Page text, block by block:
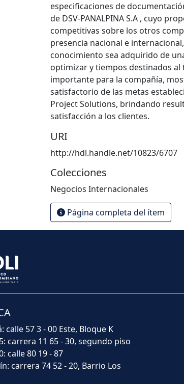
especificaciones de
de DSV-PANALPINA S.A , cuyo
competitivas sobre los otros
presencia nacional e
conocimiento sea adquirido de
optimizar y tiempos destinados
importante para la compañía,
satisfactorio de las metas
Project Solutions, brindando
satisfacción a los clientes.
URI
http://hdl.handle.net/10823/6707
Colecciones
Negocios Internacionales
Página completa del ítem
calle 57 3 - 00 Este, Bloque K
carrera 11 65 - 30, segundo piso
calle 80 19 - 87
carrera 74 52 - 20, Barrio Los